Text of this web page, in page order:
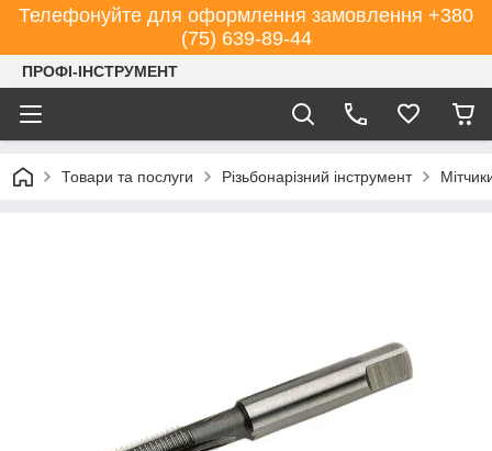
Телефонуйте для оформлення замовлення +380
(75) 639-89-44
ПРОФІ-ІНСТРУМЕНТ
Товари та послуги Різьбонарізний інструмент